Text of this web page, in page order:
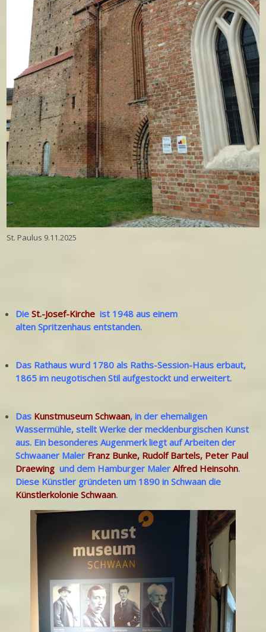
St. Paulus 9.11.2025
DieSt.-Josef-Kirche ist 1948 aus einem
alten Spritzenhaus entstanden.
Das Rathaus wurd 1780 als Raths-Session-Haus erbaut,
1865 im neugotischen Stil aufgestockt und erweitert.
Das Kunstmuseum Schwaan, in der ehemaligen
Wassermühle, stellt Werke der mecklenburgischen Kunst
aus. Ein besonderes Augenmerk liegt auf Arbeiten der
Schwaaner Maler Franz Bunke, Rudolf Bartels, Peter Paul
Draewing und dem Hamburger MalerAlfred Heinsohn.
Diese Künstler gründeten um 1890 in Schwaan die
Künstlerkolonie Schwaan.